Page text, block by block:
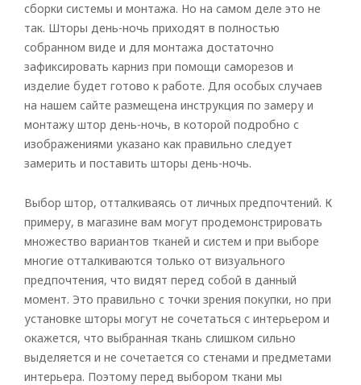
сборки системы и монтажа. Но на самом деле это не
так. Шторы день-ночь приходят в полностью
собранном виде и для монтажа достаточно
зафиксировать карниз при помощи саморезов и
изделие будет готово к работе. Для особых случаев
на нашем сайте размещена инструкция по замеру и
монтажу штор день-ночь, в которой подробно с
изображениями указано как правильно следует
замерить и поставить шторы день-ночь.
Выбор штор, отталкиваясь от личных предпочтений. К
примеру, в магазине вам могут продемонстрировать
множество вариантов тканей и систем и при выборе
многие отталкиваются только от визуального
предпочтения, что видят перед собой в данный
момент. Это правильно с точки зрения покупки, но при
установке шторы могут не сочетаться с интерьером и
окажется, что выбранная ткань слишком сильно
выделяется и не сочетается со стенами и предметами
интерьера. Поэтому перед выбором ткани мы